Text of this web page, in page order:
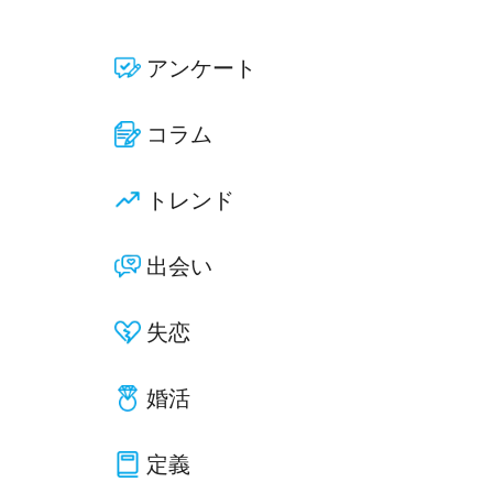
アンケート
コラム
トレンド
出会い
失恋
婚活
定義